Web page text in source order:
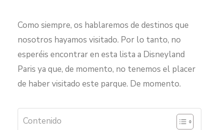
Como siempre, os hablaremos de destinos que
nosotros hayamos visitado. Por lo tanto, no
esperéis encontrar en esta lista a Disneyland
Paris ya que, de momento, no tenemos el placer
de haber visitado este parque. De momento.
Contenido